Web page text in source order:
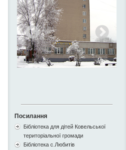
Посилання
Бібліотека для дітей Ковельської
територіальної громади
Бібліотека с.Любитів